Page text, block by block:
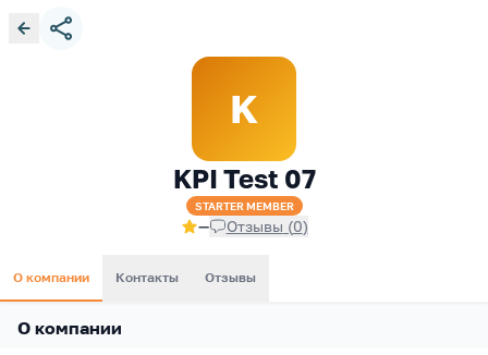
K
KPI Test 07
STARTERMEMBER
— Отзывы (0)
О компании Контакты Отзывы
О компании